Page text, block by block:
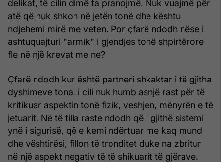
delikat, të cilin dimë ta pranojmë. Nuk vuajmë për
atë që nuk shkon në jetën tonë dhe kështu
ndjehemi mirë me veten. Por çfarë ndodh nëse i
ashtuquajturi "armik" i gjendjes tonë shpirtërore
fle në një krevat me ne?
Çfarë ndodh kur është partneri shkaktar i të gjitha
dyshimeve tona, i cili nuk humb asnjë rast për të
kritikuar aspektin tonë fizik, veshjen, mënyrën e të
jetuarit. Në të tilla raste ndodh që i gjithë sistemi
ynë i sigurisë, që e kemi ndërtuar me kaq mund
dhe vështirësi, fillon të tronditet duke na zbritur
në një aspekt negativ të të shikuarit të gjërave.